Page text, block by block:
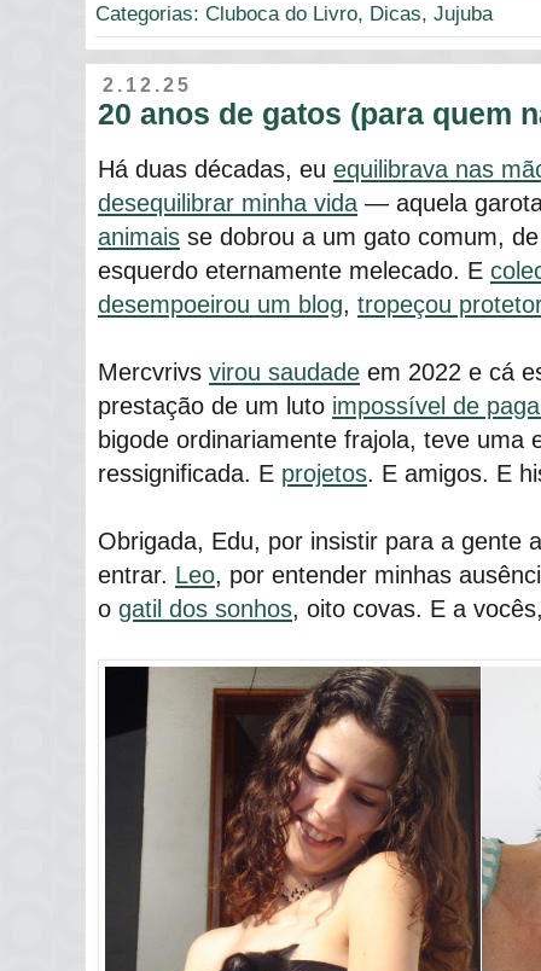
Categorias: Cluboca do Livro, Dicas, Jujuba
2.12.25
20 anos de gatos (para quem
Há duas décadas, eu equilibrava nas
desequilibrar minha vida ― aquela
animais se dobrou a um gato comum,
esquerdo eternamente melecado. E
desempoeirou um blog, tropeçou
Mercvrivs virou saudade em 2022 e cá
prestação de um luto impossível de
bigode ordinariamente frajola, teve uma
ressignificada. E projetos. E amigos. E
Obrigada, Edu, por insistir para a gente
entrar. Leo, por entender minhas
o gatil dos sonhos, oito covas. E a